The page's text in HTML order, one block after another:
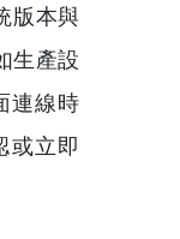
版本與
生產設
連線時
或立即